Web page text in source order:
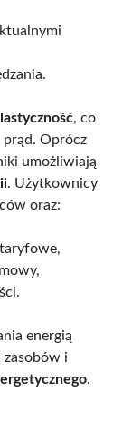
, co
prąd. Oprócz
umożliwiają
. Użytkownicy
oraz:
energią
zasobów i
.